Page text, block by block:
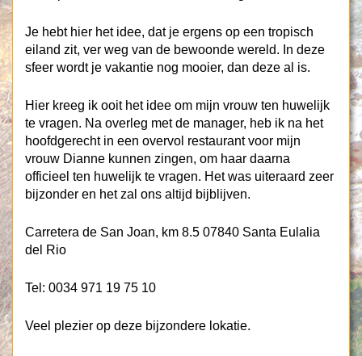
Je hebt hier het idee, dat je ergens op een tropisch
eiland zit, ver weg van de bewoonde wereld. In deze
sfeer wordt je vakantie nog mooier, dan deze al is.
Hier kreeg ik ooit het idee om mijn vrouw ten huwelijk
te vragen. Na overleg met de manager, heb ik na het
hoofdgerecht in een overvol restaurant voor mijn
vrouw Dianne kunnen zingen, om haar daarna
officieel ten huwelijk te vragen. Het was uiteraard zeer
bijzonder en het zal ons altijd bijblijven.
Carretera de San Joan, km 8.5 07840 Santa Eulalia
del Ri­o
Tel: 0034 971 19 75 10
Veel plezier op deze bijzondere lokatie.